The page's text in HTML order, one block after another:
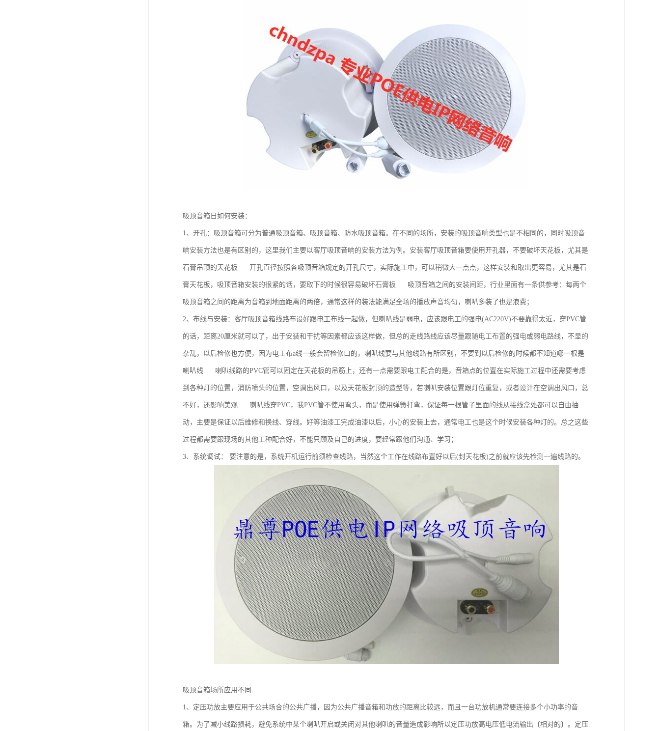
吸顶音箱日如何安装：
1、开孔：吸顶音箱可分为普通吸顶音箱、吸顶音箱、防水吸顶音箱。在不同的场所，安装的吸顶音响类型也是不相同的，同时吸顶音
响安装方法也是有区别的，这里我们主要以客厅吸顶音响的安装方法为例。安装客厅吸顶音箱要使用开孔器，不要破坏天花板，尤其是
石膏吊顶的天花板 开孔直径按照各吸顶音箱规定的开孔尺寸，实际施工中，可以稍微大一点点，这样安装和取出更容易，尤其是石
膏天花板，吸顶音箱安装的很紧的话，要取下的时候很容易破坏石膏板 吸顶音箱之间的安装间距，行业里面有一条供参考：每两个
吸顶音箱之间的距离为音箱到地面距离的两倍，通常这样的装法能满足全场的播放声音均匀，喇叭多装了也是浪费；
2、布线与安装：客厅吸顶音箱线路布设好跟电工布线一起做，但喇叭线是弱电，应该跟电工的强电(AC220V)不要靠得太近，穿PVC管
的话，距离20厘米就可以了，出于安装和干扰等因素都应该这样做，但总的走线路线应该尽量跟随电工布置的强电或弱电路线，不显的
杂乱，以后检修也方便，因为电工布a线一般会留检修口的，喇叭线要与其他线路有所区别，不要到以后检修的时候都不知道哪一根是
喇叭线 喇叭线路的PVC管可以固定在天花板的吊筋上，还有一点需要跟电工配合的是，音箱点的位置在实际施工过程中还需要考虑
到各种灯的位置，消防喷头的位置，空调出风口，以及天花板封顶的造型等，若喇叭安装位置跟灯位重复，或者设计在空调出风口，总
不好，还影响美观 喇叭线穿PVC，我PVC管不使用弯头，而是使用弹簧打弯，保证每一根管子里面的线从接线盒处都可以自由抽
动，主要是保证以后维修和换线、穿线。好等油漆工完成油漆以后，小心的安装上去，通常电工也是这个时候安装各种灯的。总之这些
过程都需要跟现场的其他工种配合好，不能只顾及自己的进度，要经常跟他们沟通、学习；
3、系统调试： 要注意的是，系统开机运行前须检查线路，当然这个工作在线路布置好以后(封天花板)之前就应该先检测一遍线路的。
吸顶音箱场所应用不同:
1、定压功放主要应用于公共场合的公共广播，因为公共广播音箱和功放的距离比较远，而且一台功放机通常要连接多个小功率的音
箱。为了减小线路损耗，避免系统中某个喇叭开启或关闭对其他喇叭的音量造成影响所以定压功放高电压低电流输出〔相对的〕。定压